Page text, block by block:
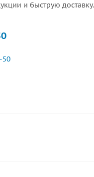
и быструю доставку.
50